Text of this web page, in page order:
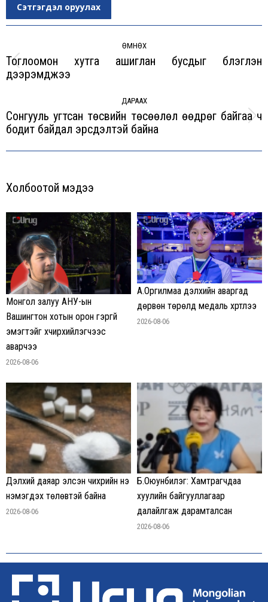
Сэтгэгдэл оруулах
ӨМНӨХ
Previous
Тоглоомон хутга ашиглан бусдыг бүлэглэн
дээрэмджээ
ДАРААХ
Next
Сонгууль угтсан төсвийн төсөөлөл өөдрөг байгаа ч
бодит байдал эрсдэлтэй байна
Холбоотой мэдээ
Монгол залуу АНУ-ын
Вашингтон хотын орон гэргүй
эмэгтэйг хүчирхийлэгчээс
аварчээ
2026-08-06
А.Оргилмаа дэлхийн аваргад
дөрвөн төрөлд медаль хүртлээ
2026-08-06
Дэлхий даяар элсэн чихрийн үнэ
нэмэгдэх төлөвтэй байна
2026-08-06
Б.Оюунбилэг: Хамтрагчдаа
хуулийн байгууллагаар
далайлгаж дарамталсан
2026-08-06